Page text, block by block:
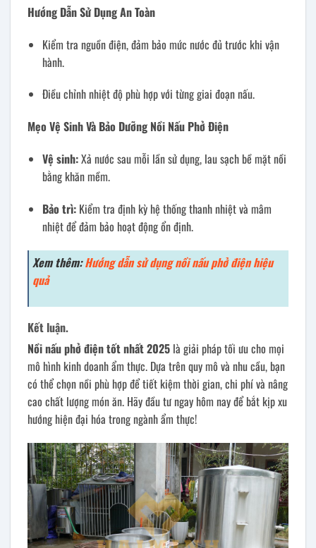
Hướng Dẫn Sử Dụng An Toàn
Kiểm tra nguồn điện, đảm bảo mức nước đủ trước khi vận
hành.
Điều chỉnh nhiệt độ phù hợp với từng giai đoạn nấu.
Mẹo Vệ Sinh Và Bảo Dưỡng Nồi Nấu Phở Điện
Vệ sinh:Xả nước sau mỗi lần sử dụng, lau sạch bề mặt nồi
bằng khăn mềm.
Bảo trì:Kiểm tra định kỳ hệ thống thanh nhiệt và mâm
nhiệt để đảm bảo hoạt động ổn định.
Xem thêm:Hướng dẫn sử dụng nồi nấu phở điện hiệu
quả
Kết luận.
Nồi nấu phở điện tốt nhất 2025 là giải pháp tối ưu cho mọi
mô hình kinh doanh ẩm thực. Dựa trên quy mô và nhu cầu, bạn
có thể chọn nồi phù hợp để tiết kiệm thời gian, chi phí và nâng
cao chất lượng món ăn. Hãy đầu tư ngay hôm nay để bắt kịp xu
hướng hiện đại hóa trong ngành ẩm thực!